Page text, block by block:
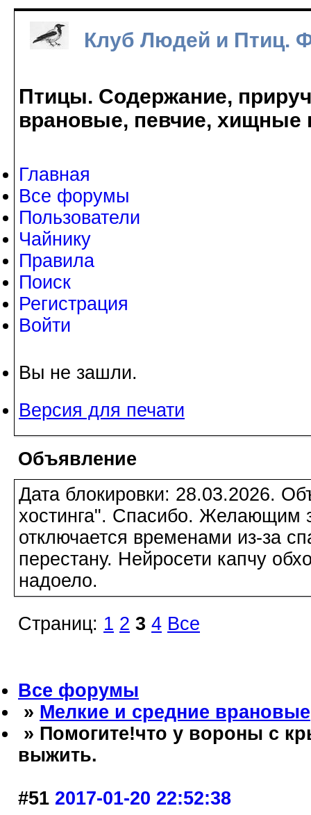
Клуб Людей и Птиц.
Птицы. Содержание,
врановые, певчие, хищные
Главная
Все форумы
Пользователи
Чайнику
Правила
Поиск
Регистрация
Войти
Вы не зашли.
Версия для печати
Объявление
Дата блокировки: 28.03.2026.
хостинга". Спасибо. Желающим
отключается временами из-за
перестану. Нейросети капчу
надоело.
Страниц: 1 2 3 4 Все
Все форумы
» Мелкие и средние врановые
» Помогите!что у вороны с
выжить.
#51 2017-01-20 22:52:38